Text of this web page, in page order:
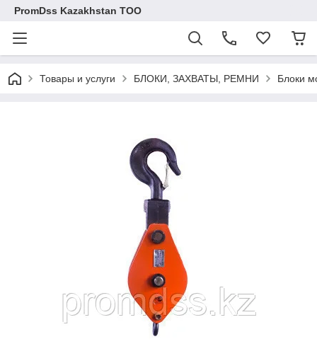
PromDss Kazakhstan TOO
Товары и услуги БЛОКИ, ЗАХВАТЫ, РЕМНИ Блоки